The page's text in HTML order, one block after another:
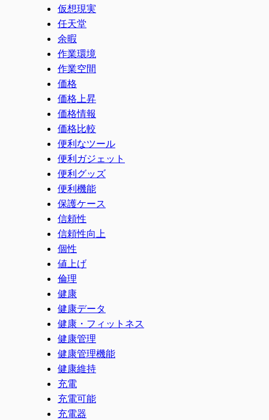
仮想現実
任天堂
余暇
作業環境
作業空間
価格
価格上昇
価格情報
価格比較
便利なツール
便利ガジェット
便利グッズ
便利機能
保護ケース
信頼性
信頼性向上
個性
値上げ
倫理
健康
健康データ
健康・フィットネス
健康管理
健康管理機能
健康維持
充電
充電可能
充電器